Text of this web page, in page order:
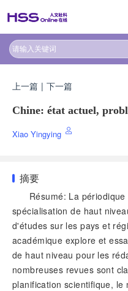
上一篇 | 下一篇
Chine: état actuel,
Xiao Yingying
摘要
Résumé: La
spécialisation de haut
d'études sur les pays et
académique explore et
de haut niveau pour les
nombreuses revues sont
planification scientifique, le